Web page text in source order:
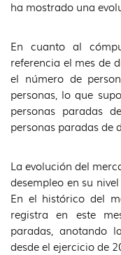
ha mostrado una
En cuanto al
referencia el mes de
el número de
personas, lo que
personas paradas
personas paradas de
La evolución del
desempleo en su
En el histórico del
registra en este
paradas, anotando
desde el ejercicio de